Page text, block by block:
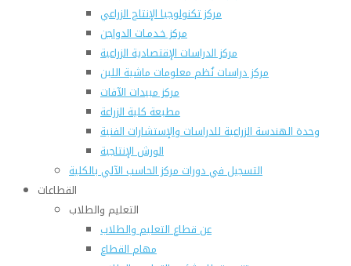
مركز تكنولوجيا الإنتاج الزراعي
مركز خـدمـات الدواجن
مركز الدراسات الإقتصادية الزراعية
مركز دراسات نُظم معلومات ماشية اللبن
مركز مبيدات الآفات
مطبعة كلية الزراعة
وحدة الهندسة الزراعية للدراسات والإستشارات الفنية
الورش الإنتاجية
التسجيل في دورات مركز الحاسب الآلي بالكلية
القطاعات
التعليم والطلاب
عن قطاع التعليم والطلاب
مهام القطاع